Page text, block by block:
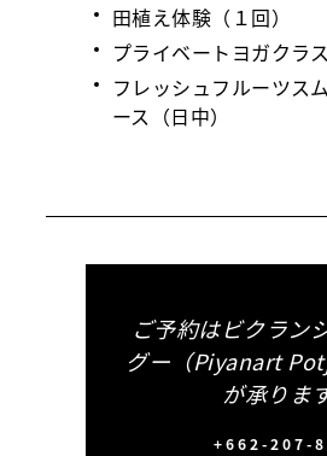
田植え体験（１回）
プライベートヨガクラ
フレッシュフルーツス
ース（日中）
ご予約はビクラン
グー（Piyanart
が承ります
+662-207-